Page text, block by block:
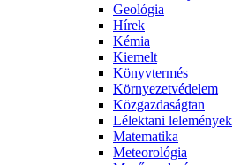
Geológia
Hírek
Kémia
Kiemelt
Könyvtermés
Környezetvédelem
Közgazdaságtan
Lélektani lelemények
Matematika
Meteorológia